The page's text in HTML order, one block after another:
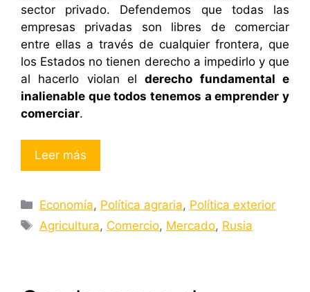
sector privado. Defendemos que todas las
empresas privadas son libres de comerciar
entre ellas a través de cualquier frontera, que
los Estados no tienen derecho a impedirlo y que
al hacerlo violan elderecho fundamental e
inalienable que todos tenemos a emprender y
comerciar.
Leer más
Categorías
Economía, Política agraria, Política exterior
Etiquetas
Agricultura, Comercio, Mercado, Rusia